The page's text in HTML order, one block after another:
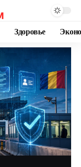
Здоровье